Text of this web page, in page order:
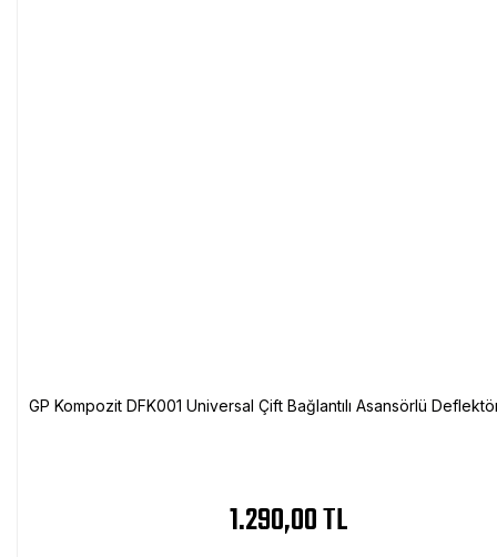
GP Kompozit DFK001 Universal Çift Bağlantılı Asansörlü
1.290,00 TL